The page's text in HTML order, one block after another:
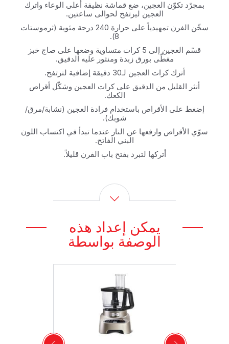
بمجرّد تكوّن العجين، ضع قماشة نظيفة أعلى الوعاء واترك
العجين ليرتفخ لحوالى ساعتين.
سخّن الفرن تمهيدياً على حرارة 240 درجة مئوية (ثرموستات
8).
قسّم العجين إلى 5 كرات متساوية وضعها على صاج خبز
مغطّى بورق زبدة ومنثور عليه الدقيق.
أترك كرات العجين لـ30 دقيقة إضافية لترتفخ.
أنثر القليل من الدقيق على كرات العجين وشكّل أقراص
الكعك.
إضغط على الأقراص باستخدام فرادة العجين (نشابة/مرق/
شوبك).
سوّي الأقراص وارفعها عن النار عندما تبدأ في اكتساب اللون
البني الفاتح.
أتركها لتبرد بفتح باب الفرن قليلاً.
يمكن إعداد هذه
الوصفة بواسطة